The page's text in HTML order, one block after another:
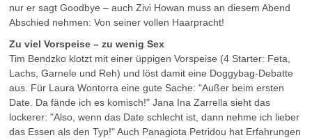
nur er sagt Goodbye – auch Zivi Howan muss an diesem Abend
Abschied nehmen: Von seiner vollen Haarpracht!
Zu viel Vorspeise – zu wenig Sex
Tim Bendzko klotzt mit einer üppigen Vorspeise (4 Starter: Feta,
Lachs, Garnele und Reh) und löst damit eine Doggybag-Debatte
aus. Für Laura Wontorra eine gute Sache: "Außer beim ersten
Date. Da fände ich es komisch!" Jana Ina Zarrella sieht das
lockerer: "Also, wenn das Date schlecht ist, dann nehme ich lieber
das Essen als den Typ!" Auch Panagiota Petridou hat Erfahrungen